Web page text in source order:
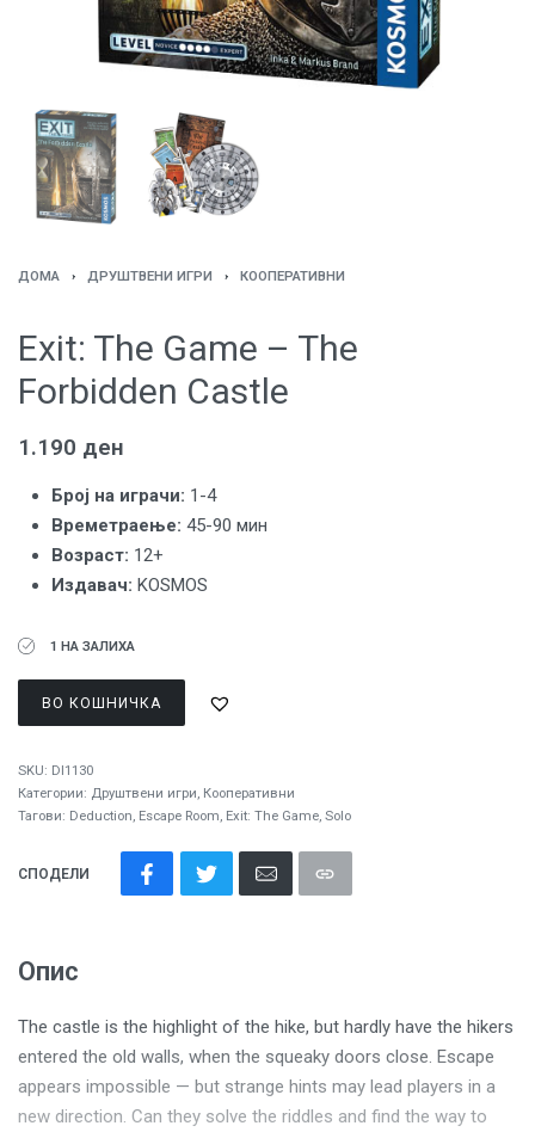
ДОМА › ДРУШТВЕНИ ИГРИ › КООПЕРАТИВНИ
Exit: The Game – The
Forbidden Castle
1.190 ден
Броj на играчи: 1-4
Времетраење: 45-90 мин
Возраст: 12+
Издавач: KOSMOS
1 НА ЗАЛИХА
ВО КОШНИЧКА
SKU: DI1130
Категории: Друштвени игри, Кооперативни
Тагови: Deduction, Escape Room, Exit: The Game, Solo
СПОДЕЛИ
Опис
The castle is the highlight of the hike, but hardly have the hikers
entered the old walls, when the squeaky doors close. Escape
appears impossible — but strange hints may lead players in a
new direction. Can they solve the riddles and find the way to